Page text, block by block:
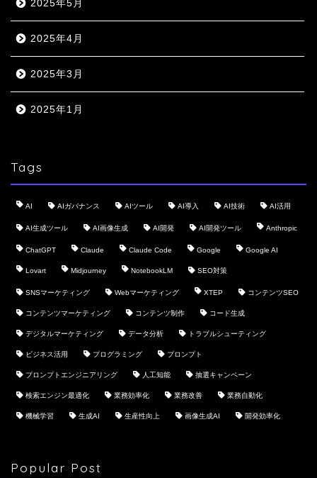
2025年5月
2025年4月
2025年3月
2025年1月
Tags
AI AIガバナンス AIツール AI導入 AI技術 AI活用
AI生成ツール AI画像生成 AI開発 AI開発ツール Anthropic
ChatGPT Claude Claude Code Google Google AI
Lovart Midjourney NotebookLM SEO対策
SNSマーケティング Webマーケティング XTEP コンテンツSEO
コンテンツマーケティング コンテンツ制作 コード生成
デジタルマーケティング データ分析 トラブルシューティング
ビジネス活用 プログラミング プロンプト
プロンプトエンジニアリング 人工知能 抽選キャンペーン
検索エンジン最適化 業務効率化 業務改善 業務自動化
機械学習 生成AI 生産性向上 画像生成AI 開発効率化
Popular Post